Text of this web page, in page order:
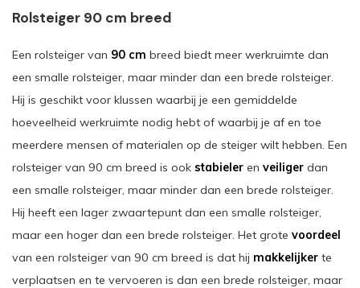
Rolsteiger 90 cm breed
Een rolsteiger van 90 cm breed biedt meer werkruimte dan
een smalle rolsteiger, maar minder dan een brede rolsteiger.
Hij is geschikt voor klussen waarbij je een gemiddelde
hoeveelheid werkruimte nodig hebt of waarbij je af en toe
meerdere mensen of materialen op de steiger wilt hebben. Een
rolsteiger van 90 cm breed is ook stabieler en veiliger dan
een smalle rolsteiger, maar minder dan een brede rolsteiger.
Hij heeft een lager zwaartepunt dan een smalle rolsteiger,
maar een hoger dan een brede rolsteiger. Het grote voordeel
van een rolsteiger van 90 cm breed is dat hij makkelijker te
verplaatsen en te vervoeren is dan een brede rolsteiger, maar